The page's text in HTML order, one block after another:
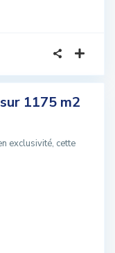
1175 m2
exclusivité, cette